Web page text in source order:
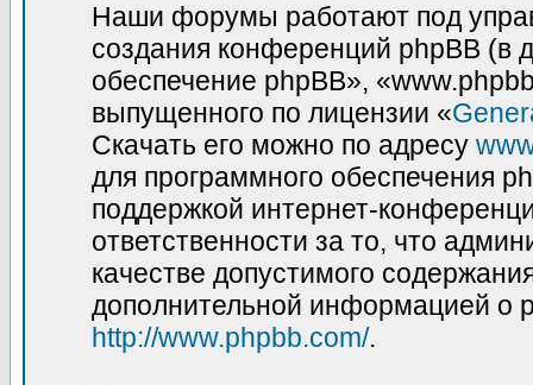
Наши форумы работают под
создания конференций phpBB
обеспечение phpBB»,
выпущенного по лицензии «
Скачать его можно по адресу
для программного обеспечения
поддержкой интернет-
ответственности за то, что
качестве допустимого
дополнительной информацией о
http://www.phpbb.com/.